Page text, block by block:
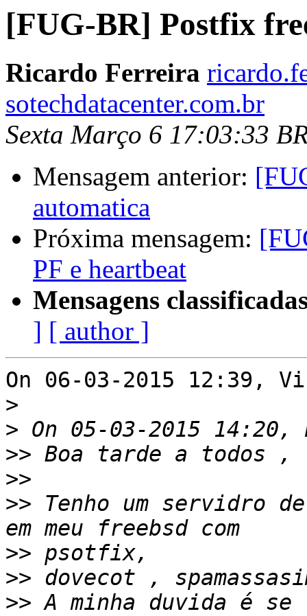
[FUG-BR] Postfix
Ricardo Ferreira
sotechdatacenter.com.br
Sexta Março 6 17:03:33
Mensagem anterior:
automatica
Próxima mensagem:
PF e heartbeat
Mensagens
] [ author ]
On 06-03-2015 12:39,
>
>
>>
>>
>> Tenho um servidro
>>
>>
>> A minha duvida é se